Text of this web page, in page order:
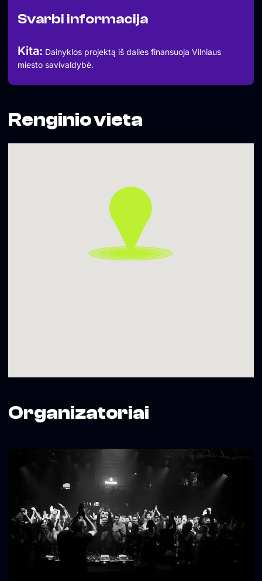
𝗠𝗶𝘅𝗲𝗿𝗶𝘀: allen&heath xone 23
Svarbi informacija
Kita: Dainyklos projektą iš dalies finansuoja Vilniaus
miesto savivaldybė.
Renginio vieta
Organizatoriai